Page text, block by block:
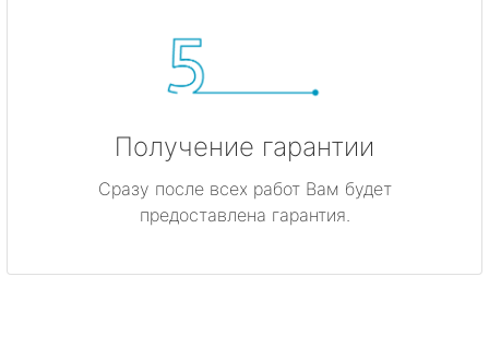
Получение гарантии
Сразу после всех работ Вам будет
предоставлена гарантия.